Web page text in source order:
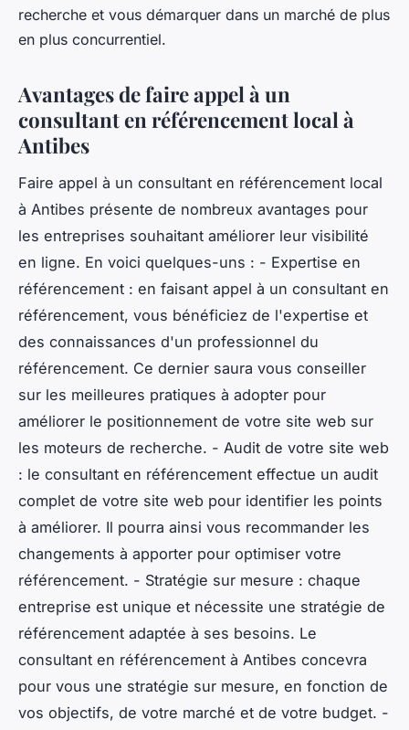
recherche et vous démarquer dans un marché de plus
en plus concurrentiel.
Avantages de faire appel à un
consultant en référencement local à
Antibes
Faire appel à un consultant en référencement local
à Antibes présente de nombreux avantages pour
les entreprises souhaitant améliorer leur visibilité
en ligne. En voici quelques-uns : - Expertise en
référencement : en faisant appel à un consultant en
référencement, vous bénéficiez de l'expertise et
des connaissances d'un professionnel du
référencement. Ce dernier saura vous conseiller
sur les meilleures pratiques à adopter pour
améliorer le positionnement de votre site web sur
les moteurs de recherche. - Audit de votre site web
: le consultant en référencement effectue un audit
complet de votre site web pour identifier les points
à améliorer. Il pourra ainsi vous recommander les
changements à apporter pour optimiser votre
référencement. - Stratégie sur mesure : chaque
entreprise est unique et nécessite une stratégie de
référencement adaptée à ses besoins. Le
consultant en référencement à Antibes concevra
pour vous une stratégie sur mesure, en fonction de
vos objectifs, de votre marché et de votre budget. -